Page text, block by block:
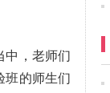
中，老师们
班的师生们